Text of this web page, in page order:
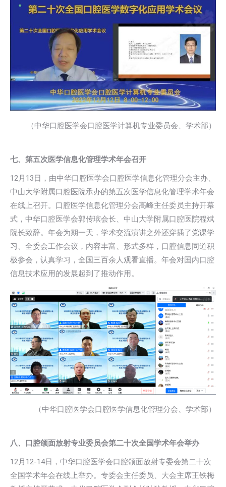
（中华口腔医学会口腔医学计算机专业委员会、学术部）
七、第五次医学信息化管理学术年会召开
12月13日，由中华口腔医学会口腔医学信息化管理分会主办、
中山大学附属口腔医院承办的第五次医学信息化管理学术年会
在线上召开。口腔医学信息化管理分会高峰主任委员主持开幕
式，中华口腔医学会郭传瑸会长、中山大学附属口腔医院程斌
院长致辞。年会为期一天，学术交流演讲之外还穿插了党课学
习、全委会工作会议，内容丰富、形式多样，口腔信息同道积
极参会，认真学习，全国三百余人观看直播。年会对国内口腔
信息技术应用的发展起到了推动作用。
（中华口腔医学会口腔医学信息化管理分会、学术部）
八、口腔颌面放射专业委员会第二十次全国学术年会举办
12月12-14日，中华口腔医学会口腔颌面放射专委会第二十次
全国学术年会在线上举办。专委会主任委员、大会主席王铁梅